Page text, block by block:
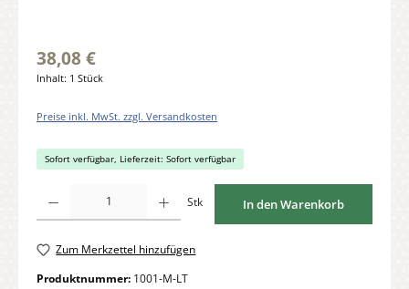
38,08 €
Inhalt: 1 Stück
Preise inkl. MwSt. zzgl. Versandkosten
Sofort verfügbar, Lieferzeit: Sofort verfügbar
Stk In den Warenkorb
Zum Merkzettel hinzufügen
Produktnummer: 1001-M-LT